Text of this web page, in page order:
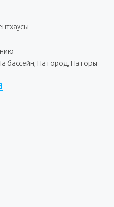
бассейн, На город, На горы